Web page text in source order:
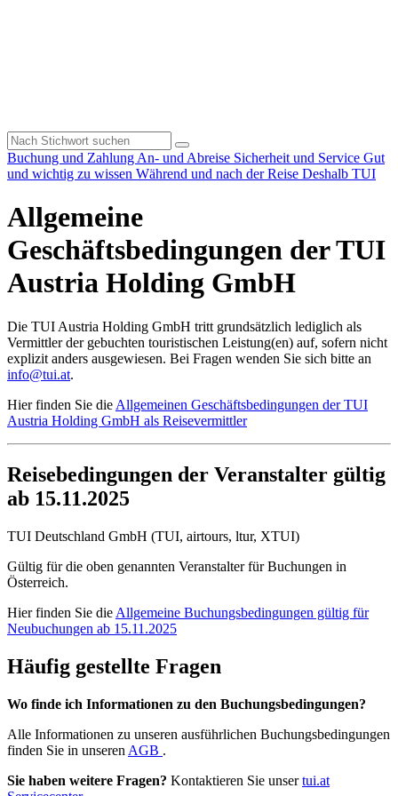
Buchung und Zahlung An- und Abreise Sicherheit und Service Gut
und wichtig zu wissen Während und nach der Reise Deshalb TUI
Allgemeine
Geschäftsbedingungen der TUI
Austria Holding GmbH
Die TUI Austria Holding GmbH tritt grundsätzlich lediglich als
Vermittler der gebuchten touristischen Leistung(en) auf, sofern nicht
explizit anders ausgewiesen. Bei Fragen wenden Sie sich bitte an
info@tui.at.
Hier finden Sie die Allgemeinen Geschäftsbedingungen der TUI
Austria Holding GmbH als Reisevermittler
Reisebedingungen der Veranstalter gültig
ab 15.11.2025
TUI Deutschland GmbH (TUI, airtours, ltur, XTUI)
Gültig für die oben genannten Veranstalter für Buchungen in
Österreich.
Hier finden Sie die Allgemeine Buchungsbedingungen gültig für
Neubuchungen ab 15.11.2025
Häufig gestellte Fragen
Wo finde ich Informationen zu den Buchungsbedingungen?
Alle Informationen zu unseren ausführlichen Buchungsbedingungen
finden Sie in unseren AGB .
Sie haben weitere Fragen? Kontaktieren Sie unsertui.at